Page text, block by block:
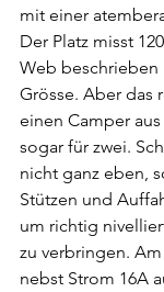
mit einer
Der Platz misst
Web
Grösse. Aber das
einen Camper
sogar für zwei.
nicht ganz eben,
Stützen und
um richtig
zu verbringen.
nebst Strom 16A